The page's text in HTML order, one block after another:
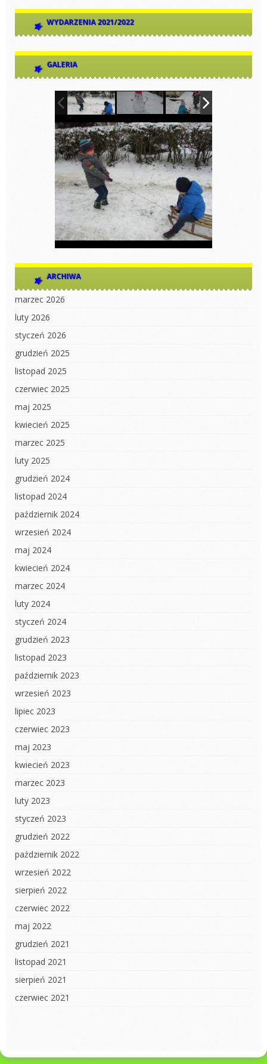
WYDARZENIA 2021/2022
GALERIA
ARCHIWA
marzec 2026
luty 2026
styczeń 2026
grudzień 2025
listopad 2025
czerwiec 2025
maj 2025
kwiecień 2025
marzec 2025
luty 2025
grudzień 2024
listopad 2024
październik 2024
wrzesień 2024
maj 2024
kwiecień 2024
marzec 2024
luty 2024
styczeń 2024
grudzień 2023
listopad 2023
październik 2023
wrzesień 2023
lipiec 2023
czerwiec 2023
maj 2023
kwiecień 2023
marzec 2023
luty 2023
styczeń 2023
grudzień 2022
październik 2022
wrzesień 2022
sierpień 2022
czerwiec 2022
maj 2022
grudzień 2021
listopad 2021
sierpień 2021
czerwiec 2021